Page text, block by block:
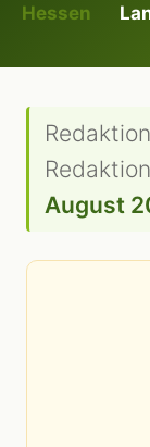
Hessen
August